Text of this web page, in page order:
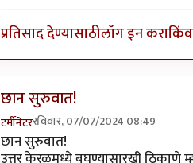
प्रतिसाद देण्यासाठीलॉग इन करा
छान सुरुवात!
टर्मीनेटररविवार, 07/07/2024 08:49
छान सुरुवात!